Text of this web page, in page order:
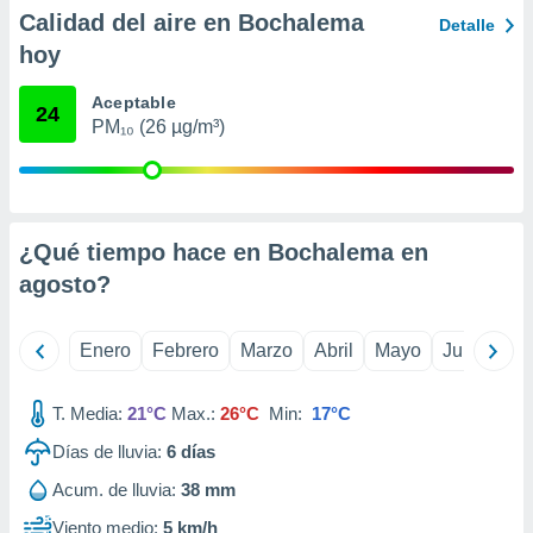
u
datos
momento
en
un
o acceder
datos
perfiles
Calidad del aire en Bochalema
hoy
Detalle
24 Aceptable
PM₁₀ (26 µg/m³)
¿Qué tiempo hace en Bochalema en
agosto?
Enero Febrero Marzo Abril Mayo Junio
T. Media: 21°C Max.: 26°C Min: 17°C
Días de lluvia: 6 días
Acum. de lluvia: 38 mm
Viento medio: 5 km/h